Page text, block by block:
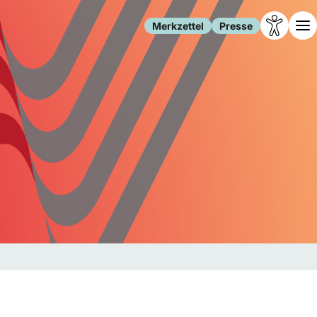
Merkzettel Presse
Leben
Familie
Freizeit
Gesundheit
Internet
Gesellschaft
Forschung
Migration
Polizei